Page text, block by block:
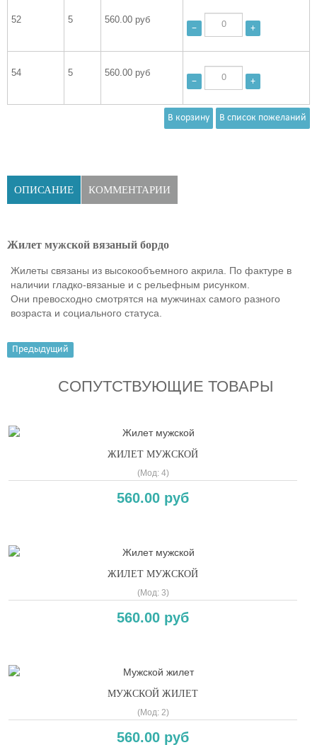
52 5
560.00 руб
−
+
54 5
560.00 руб
−
+
ОПИСАНИЕ КОММЕНТАРИИ
Жилет мужской вязаный бордо
Жилеты связаны из высокообъемного акрила. По фактуре в
наличии гладко-вязаные и с рельефным рисунком.
Они превосходно смотрятся на мужчинах самого разного
возраста и социального статуса.
Предыдущий
СОПУТСТВУЮЩИЕ ТОВАРЫ
ЖИЛЕТ МУЖСКОЙ
(Мод: 4)
560.00 руб
ЖИЛЕТ МУЖСКОЙ
(Мод: 3)
560.00 руб
МУЖСКОЙ ЖИЛЕТ
(Мод: 2)
560.00 руб